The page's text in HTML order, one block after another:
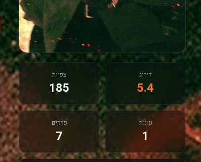
דירוג
5.4
צפיות
185
עונות
1
פרקים
7